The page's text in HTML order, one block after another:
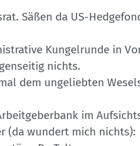
Säßen da US-
Kungelrunde in
nichts.
dem ungeliebten
im
(da wundert mich nichts):